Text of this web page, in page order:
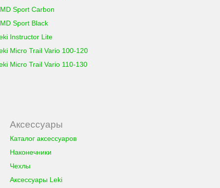
Sport Carbon
Sport Black
Instructor Lite
Micro Trail Vario 100-120
Micro Trail Vario 110-130
Аксессуары
Каталог аксессуаров
Наконечники
Чехлы
Аксессуары Leki